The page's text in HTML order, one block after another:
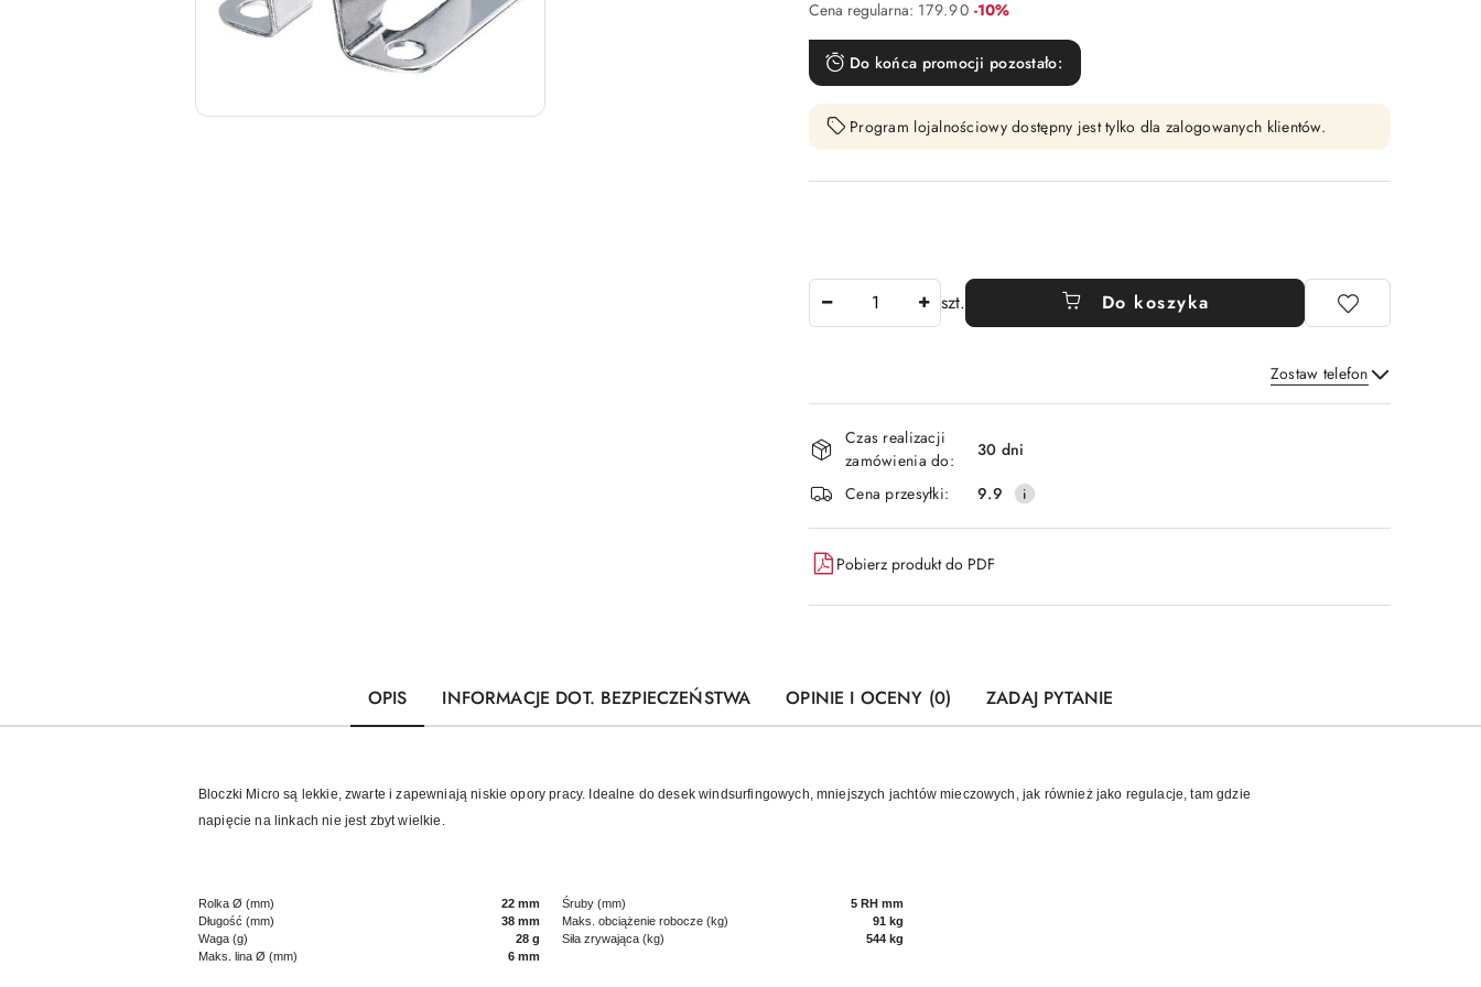
Cena regularna: 179.90 Rabat:
-10%
Do końca promocji pozostało:
Program lojalnościowy dostępny jest tylko dla zalogowanych klientów.
szt. Do koszyka
Zostaw telefon
Wyślij
Dostępność
i
dostawa
Czas realizacji
zamówienia do:
30 dni
Cena przesyłki:
9.9
Pobierz produkt do PDF
OPIS INFORMACJE DOT. BEZPIECZEŃSTWA OPINIE I OCENY (0) ZADAJ PYTANIE
Bloczki Micro są lekkie, zwarte i zapewniają niskie opory pracy. Idealne do desek windsurfingowych, mniejszych jachtów mieczowych, jak również jako regulacje, tam gdzie
napięcie na linkach nie jest zbyt wielkie.
Rolka Ø (mm)
22 mm
Długość (mm)
38 mm
Waga (g)
28 g
Maks. lina Ø (mm)
6 mm
Śruby (mm)
5 RH mm
Maks. obciążenie robocze (kg)
91 kg
Siła zrywająca (kg)
544 kg